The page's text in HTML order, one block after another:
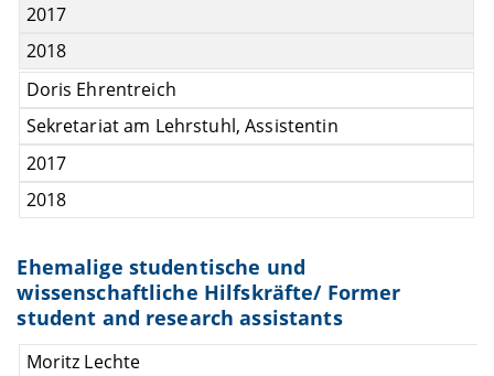
2017
2018
Doris Ehrentreich
Sekretariat am Lehrstuhl, Assistentin
2017
2018
Ehemalige studentische und
wissenschaftliche Hilfskräfte/ Former
student and research assistants
Moritz Lechte